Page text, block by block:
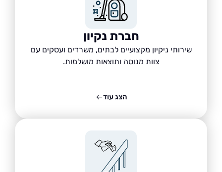
חברת נקיון
שירותי ניקיון מקצועיים לבתים, משרדים ועסקים עם
צוות מנוסה ותוצאות מושלמות.